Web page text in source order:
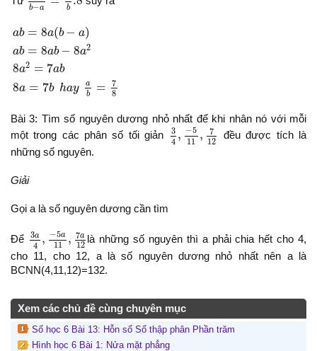
b−a
b
ab = 8a(b − a)
ab = 8ab − 8a2
8a2 = 7ab
8a = 7b hay
a
b
=
7
8
b a( −a =
Bài 3: Tìm số nguyên dương nhỏ nhất để khi nhân nó với mỗi
một trong các phân số tối giản
3
4 , −5
11
,
7
12
34,−511,712
đều được tích là
những số nguyên.
Giải
Gọi a là số nguyên dương cần tìm
Để 3a
4 , −5a
11 , 7a
12
3a −5a 11,
là những số nguyên thì a phải chia hết cho 4,
cho 11, cho 12, a là số nguyên dương nhỏ nhất nên a là
BCNN(4,11,12)=132.
Xem các chủ đề cùng chuyên mục
Số học 6 Bài 13: Hỗn số Số thập phân Phần trăm
Hình học 6 Bài 1: Nửa mặt phẳng